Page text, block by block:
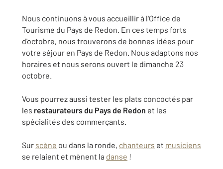
Nous continuons à vous accueillir à l'Office de
Tourisme du Pays de Redon. En ces temps forts
d'octobre, nous trouverons de bonnes idées pour
votre séjour en Pays de Redon. Nous adaptons nos
horaires et nous serons ouvert le dimanche 23
octobre.
Vous pourrez aussi tester les plats concoctés par
les restaurateurs du Pays de Redon et les
spécialités des commerçants.
Sur scène ou dans la ronde, chanteurs et musiciens
se relaient et mènent la danse !